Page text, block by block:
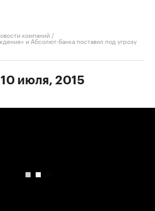
компаний /
и Абсолют-банка поставил под угрозу
июля, 2015